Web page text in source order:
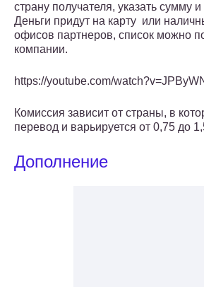
страну получателя, указать сумму
Деньги придут на карту или
офисов партнеров, список можно
компании.
https://youtube.com/
Комиссия зависит от страны, в
перевод и варьируется от 0,75 до
Дополнение